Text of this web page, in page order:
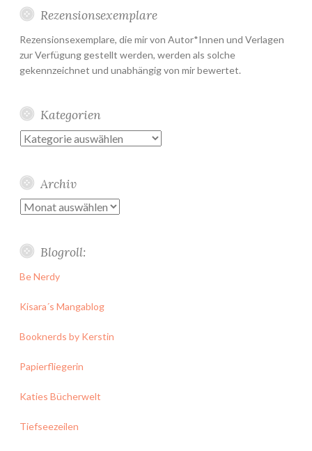
Rezensionsexemplare
Rezensionsexemplare, die mir von Autor*Innen und Verlagen
zur Verfügung gestellt werden, werden als solche
gekennzeichnet und unabhängig von mir bewertet.
Kategorien
Kategorien
Archiv
Archiv
Blogroll:
Be Nerdy
Kisara´s Mangablog
Booknerds by Kerstin
Papierfliegerin
Katies Bücherwelt
Tiefseezeilen